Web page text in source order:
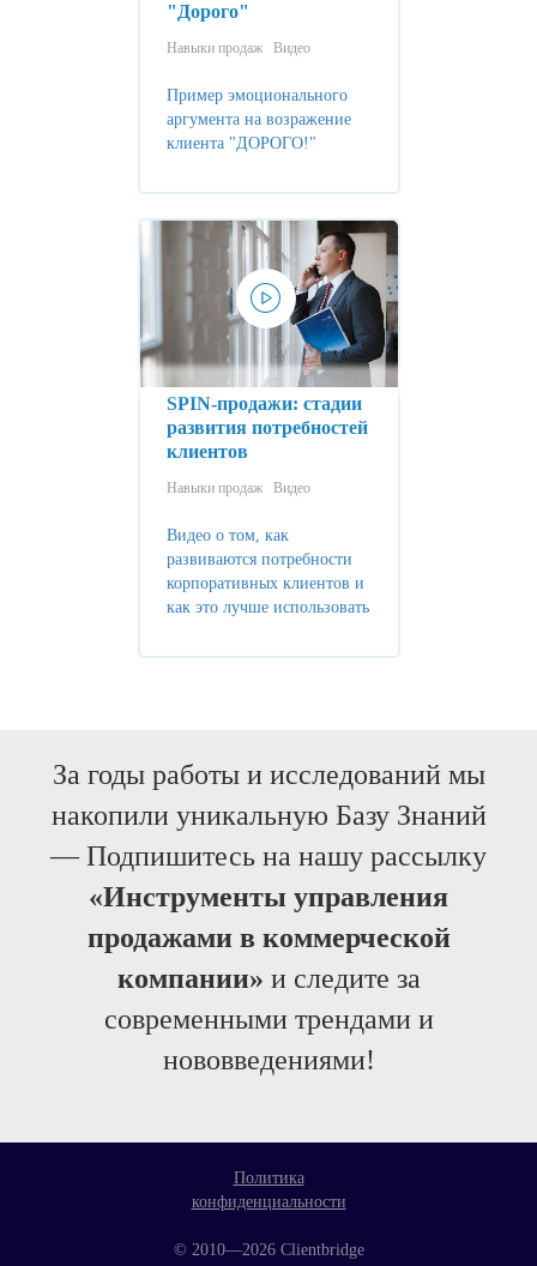
"Дорого"
Навыки продаж Видео
Пример эмоционального
аргумента на возражение
клиента "ДОРОГО!"
SPIN-продажи: стадии
развития потребностей
клиентов
Навыки продаж Видео
Видео о том, как
развиваются потребности
корпоративных клиентов и
как это лучше использовать
За годы работы и исследований мы
накопили уникальную Базу Знаний
— Подпишитесь на нашу рассылку
«Инструменты управления
продажами в коммерческой
компании» и следите за
современными трендами и
нововведениями!
Политика
конфиденциальности
© 2010—2026 Clientbridge